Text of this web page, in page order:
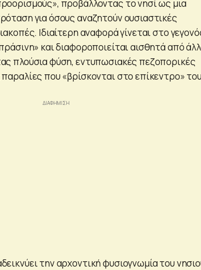
προβάλλοντας το νησί ως μια
για όσους αναζητούν ουσιαστικές
Ιδιαίτερη αναφορά γίνεται στο
και διαφοροποιείται αισθητά από
πλούσια φύση, εντυπωσιακές πεζοπορικές
που «βρίσκονται στο επίκεντρο»
την αρχοντική φυσιογνωμία του